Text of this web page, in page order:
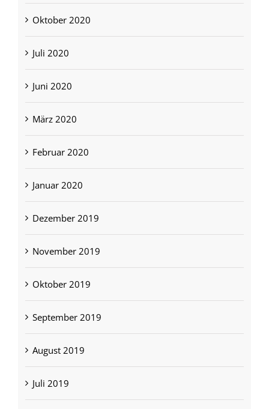
Oktober 2020
Juli 2020
Juni 2020
März 2020
Februar 2020
Januar 2020
Dezember 2019
November 2019
Oktober 2019
September 2019
August 2019
Juli 2019